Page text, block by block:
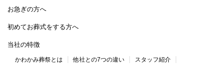
お急ぎの方へ
初めてお葬式をする方へ
当社の特徴
かわかみ葬祭とは 他社との7つの違い
スタッフ紹介